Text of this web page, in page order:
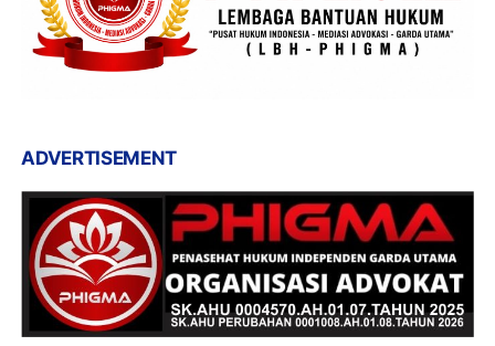
ADVERTISEMENT